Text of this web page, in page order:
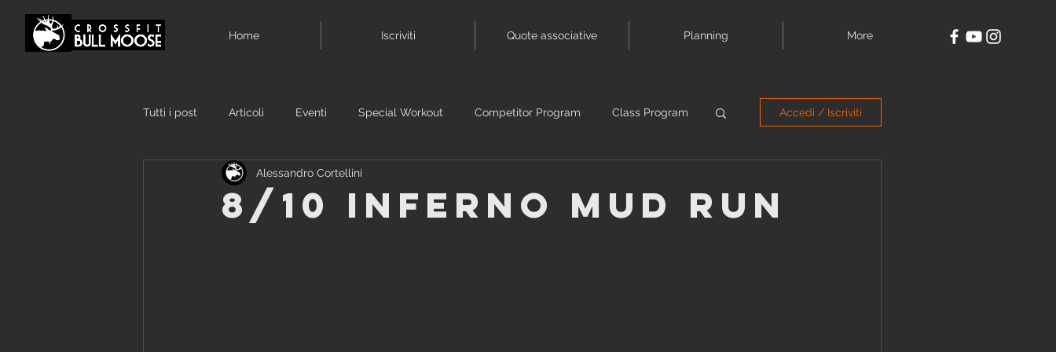
Home Iscriviti Quote associative Planning More
Tutti i post Articoli Eventi Special Workout Competitor Program Class Program Accedi / Iscriviti
8/10 INFERNO MUD RUN
Alessandro Cortellini